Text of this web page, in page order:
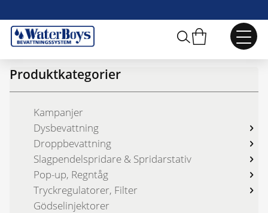
Webbshop / Slang, Rör, Kopplingar
Produktkategorier
Kampanjer
Dysbevattning
Droppbevattning
Slagpendelspridare & Spridarstativ
Pop-up, Regntåg
Tryckregulatorer, Filter
Gödselinjektorer